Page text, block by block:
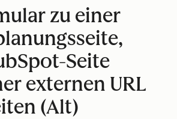
zu einer
Seite
externen URL
(Alt)